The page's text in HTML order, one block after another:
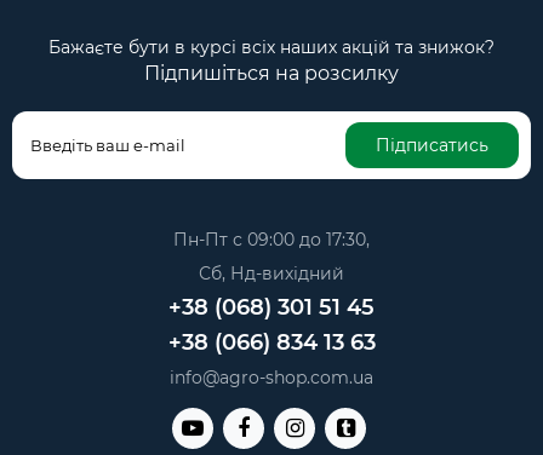
Бажаєте бути в курсі всіх наших акцій та знижок?
Підпишіться на розсилку
Підписатись
Пн-Пт с 09:00 до 17:30,
Сб, Нд-вихідний
+38 (068) 301 51 45
+38 (066) 834 13 63
info@agro-shop.com.ua